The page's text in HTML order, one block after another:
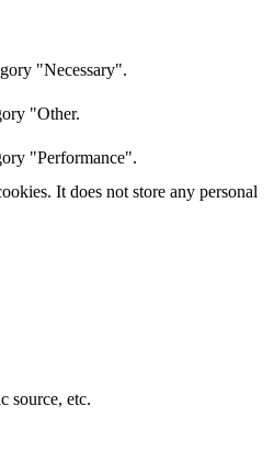
"Necessary".
"Other.
"Performance".
It does not store any personal
source, etc.